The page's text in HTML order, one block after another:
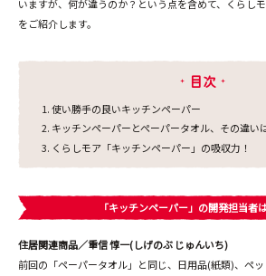
いますが、何が違うのか？という点を含めて、くらし
をご紹介します。
目次
使い勝手の良いキッチンペーパー
キッチンペーパーとぺーパータオル、その違い
くらしモア「キッチンペーパー」の吸収力！
「キッチンペーパー」の開発担当者
住居関連商品／重信 惇一(しげのぶ じゅんいち)
前回の「ペーパータオル」と同じ、日用品(紙類)、ペ